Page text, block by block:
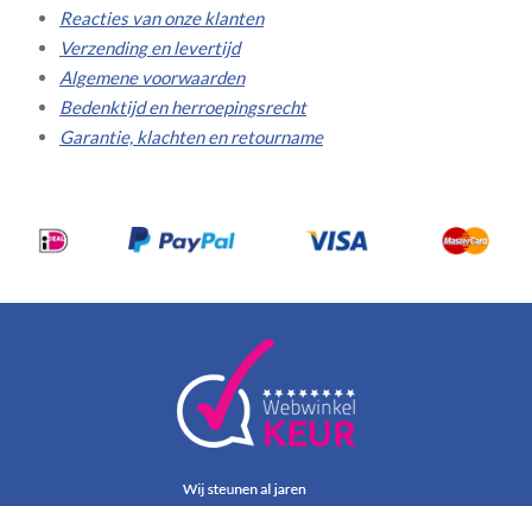
Reacties van onze klanten
Verzending en levertijd
Algemene voorwaarden
Bedenktijd en herroepingsrecht
Garantie, klachten en retourname